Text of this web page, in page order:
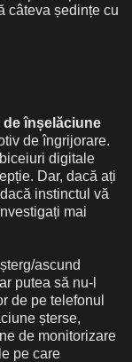
câteva ședințe cu
de înșelăciune
de îngrijorare.
digitale
Dar, dacă ați
instinctul vă
mai
ascund
putea să nu-l
de pe telefonul
șterse,
de monitorizare
pe care